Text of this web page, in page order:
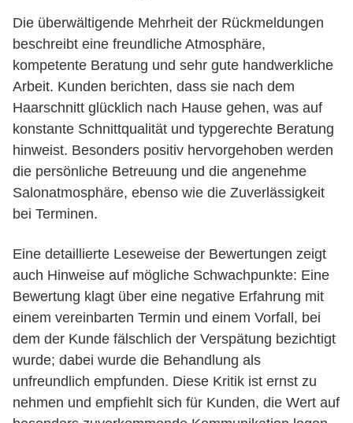
Die überwältigende Mehrheit der Rückmeldungen
beschreibt eine freundliche Atmosphäre,
kompetente Beratung und sehr gute handwerkliche
Arbeit. Kunden berichten, dass sie nach dem
Haarschnitt glücklich nach Hause gehen, was auf
konstante Schnittqualität und typgerechte Beratung
hinweist. Besonders positiv hervorgehoben werden
die persönliche Betreuung und die angenehme
Salonatmosphäre, ebenso wie die Zuverlässigkeit
bei Terminen.
Eine detaillierte Leseweise der Bewertungen zeigt
auch Hinweise auf mögliche Schwachpunkte: Eine
Bewertung klagt über eine negative Erfahrung mit
einem vereinbarten Termin und einem Vorfall, bei
dem der Kunde fälschlich der Verspätung bezichtigt
wurde; dabei wurde die Behandlung als
unfreundlich empfunden. Diese Kritik ist ernst zu
nehmen und empfiehlt sich für Kunden, die Wert auf